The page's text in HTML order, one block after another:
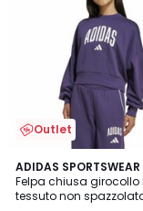
Outlet
ADIDAS SPORTSWEAR
Felpa chiusa girocollo
tessuto non
5
/
5